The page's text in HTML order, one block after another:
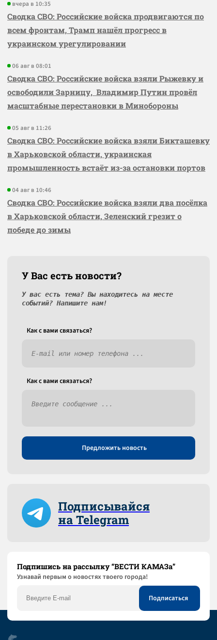
вчера в 10:35
Сводка СВО: Российские войска продвигаются по
всем фронтам, Трамп нашёл прогресс в
украинском урегулировании
06 авг в 08:01
Сводка СВО: Российские войска взяли Рыжевку и
освободили Зарницу, Владимир Путин провёл
масштабные перестановки в Минобороны
05 авг в 11:26
Сводка СВО: Российские войска взяли Бикташевку
в Харьковской области, украинская
промышленность встаёт из-за остановки портов
04 авг в 10:46
Сводка СВО: Российские войска взяли два посёлка
в Харьковской области, Зеленский грезит о
победе до зимы
У Вас есть новости?
У вас есть тема? Вы находитесь на месте
событий? Напишите нам!
Как c вами связаться?
Как c вами связаться?
Предложить новость
Подписывайся
на Telegram
Подпишись на рассылку “ВЕСТИ КАМАЗа”
Узнaвай первым о новостях твоего города!